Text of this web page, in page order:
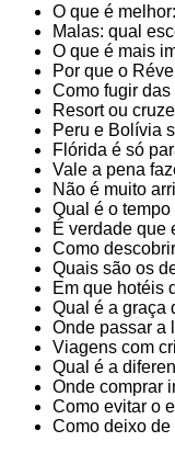
O que é
Malas: qual
O que é mais
Por que o
Como fugir
Resort ou
Peru e Bolívia
Flórida é só
Vale a pena
Não é muito
Qual é o
É verdade que
Como
Quais são os
Em que hotéis
Qual é a graça
Onde passar a
Viagens com
Qual é a
Onde comprar
Como evitar o
Como deixo de